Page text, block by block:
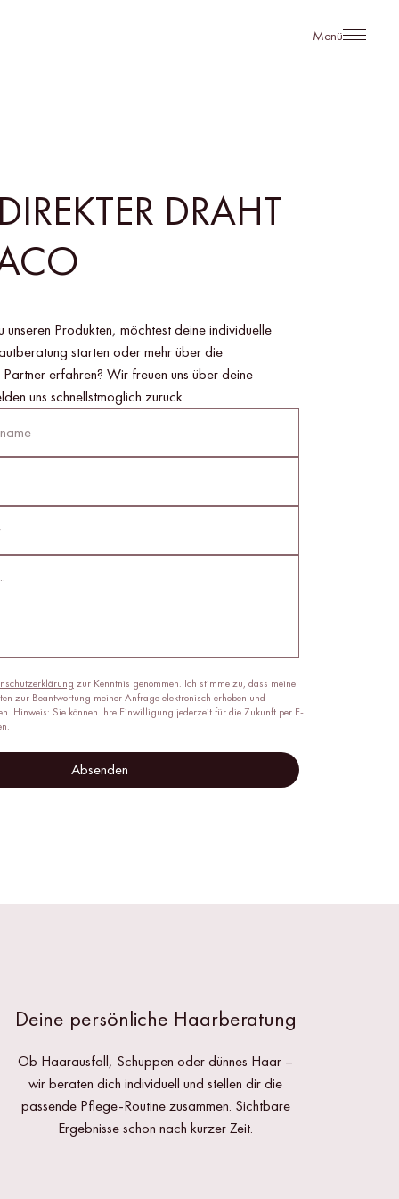
Menü
DRAHT
unseren Produkten, möchtest deine individuelle
starten oder mehr über die
erfahren? Wir freuen uns über deine
uns schnellstmöglich zurück.
zur Kenntnis genommen. Ich stimme zu, dass meine
zur Beantwortung meiner Anfrage elektronisch erhoben und
Hinweis: Sie können Ihre Einwilligung jederzeit für die Zukunft per E-
Deine persönliche Haarberatung
Ob Haarausfall, Schuppen oder dünnes Haar –
wir beraten dich individuell und stellen dir die
passende Pflege-Routine zusammen. Sichtbare
Ergebnisse schon nach kurzer Zeit.